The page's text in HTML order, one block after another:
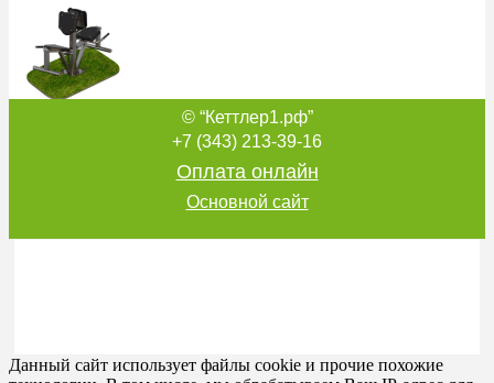
Тренажер для улицы Разгибание ног двойной Sabirgym
В корзину
© “Кеттлер1.рф”
+7 (343) 213-39-16
Оплата онлайн
Основной сайт
Данный сайт использует файлы cookie и прочие похожие